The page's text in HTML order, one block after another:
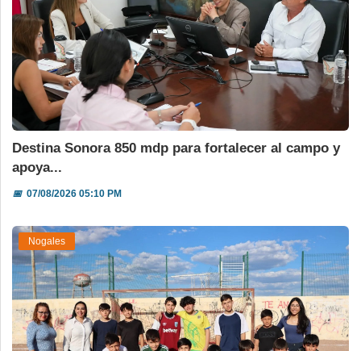
Destina Sonora 850 mdp para fortalecer al campo y
apoya...
📅07/08/2026 05:10 PM
Nogales